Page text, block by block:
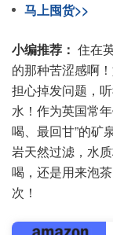
马上囤货>>
小编推荐： 住在
的那种苦涩感啊
担心掉发问题，
水！作为英国常
喝、最回甘”的矿
岩天然过滤，水
喝，还是用来泡
次！